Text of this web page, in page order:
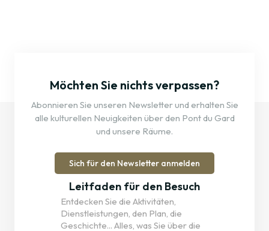
Möchten Sie nichts verpassen?
Abonnieren Sie unseren Newsletter und erhalten Sie
alle kulturellen Neuigkeiten über den Pont du Gard
und unsere Räume.
Sich für den Newsletter anmelden
Leitfaden für den Besuch
Entdecken Sie die Aktivitäten,
Dienstleistungen, den Plan, die
Geschichte... Alles, was Sie über die